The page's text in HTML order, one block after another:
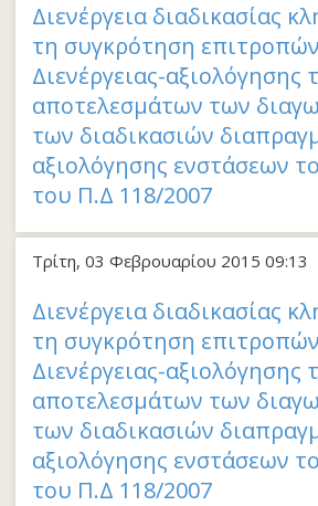
Διενέργεια διαδικασίας
τη συγκρότηση
Διενέργειας-αξιολόγησης
αποτελεσμάτων των
των διαδικασιών
αξιολόγησης ενστάσεων
του Π.Δ 118/2007
Τρίτη, 03 Φεβρουαρίου 2015 09:13
Διενέργεια διαδικασίας
τη συγκρότηση
Διενέργειας-αξιολόγησης
αποτελεσμάτων των
των διαδικασιών
αξιολόγησης ενστάσεων
του Π.Δ 118/2007